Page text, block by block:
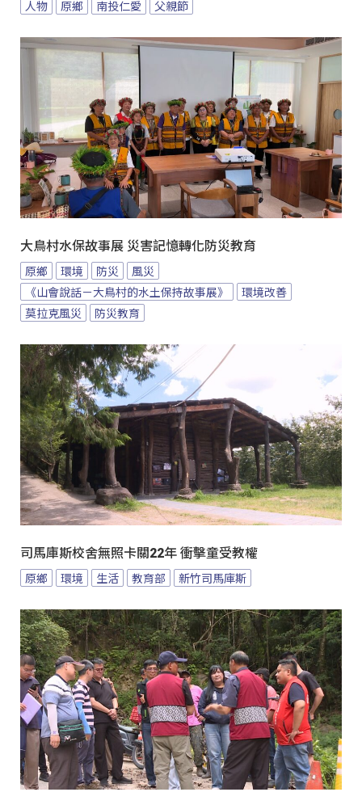
人物 原鄉 南投仁愛 父親節
大鳥村水保故事展 災害記憶轉化防災教育
原鄉 環境 防災
風災
《山會說話－大鳥村的水土保持故事展》
環境改善
莫拉克風災
防災教育
司馬庫斯校舍無照卡關22年 衝擊童受教權
原鄉 環境 生活 教育部 新竹司馬庫斯